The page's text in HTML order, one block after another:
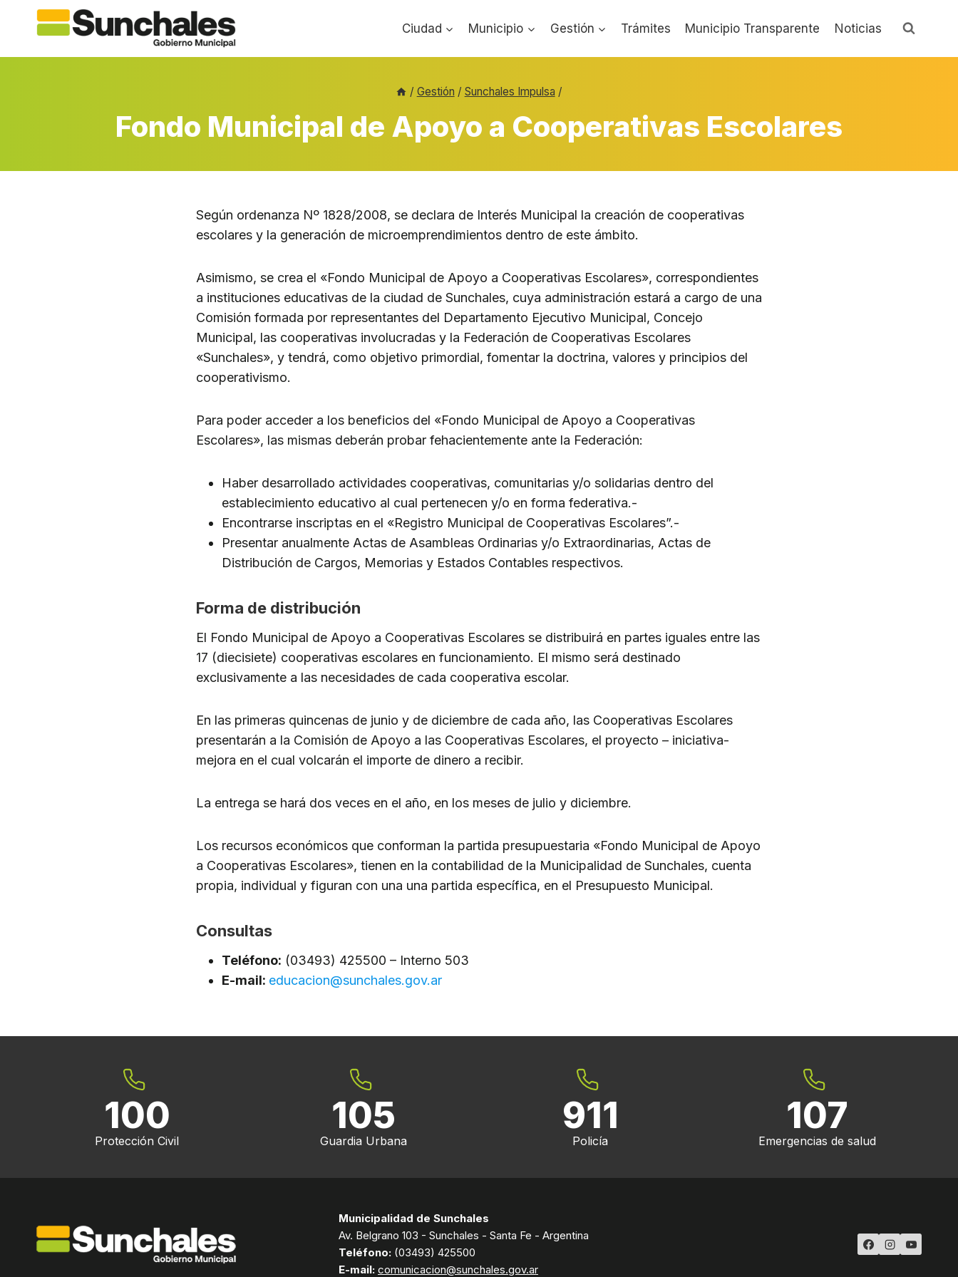
Ciudad Municipio Gestión Trámites Municipio Transparente Noticias
/ Gestión / Sunchales Impulsa /
Fondo Municipal de Apoyo a Cooperativas Escolares
Según ordenanza Nº 1828/2008, se declara de Interés Municipal la creación de cooperativas
escolares y la generación de microemprendimientos dentro de este ámbito.
Asimismo, se crea el «Fondo Municipal de Apoyo a Cooperativas Escolares», correspondientes
a instituciones educativas de la ciudad de Sunchales, cuya administración estará a cargo de una
Comisión formada por representantes del Departamento Ejecutivo Municipal, Concejo
Municipal, las cooperativas involucradas y la Federación de Cooperativas Escolares
«Sunchales», y tendrá, como objetivo primordial, fomentar la doctrina, valores y principios del
cooperativismo.
Para poder acceder a los beneficios del «Fondo Municipal de Apoyo a Cooperativas
Escolares», las mismas deberán probar fehacientemente ante la Federación:
Haber desarrollado actividades cooperativas, comunitarias y/o solidarias dentro del
establecimiento educativo al cual pertenecen y/o en forma federativa.-
Encontrarse inscriptas en el «Registro Municipal de Cooperativas Escolares”.-
Presentar anualmente Actas de Asambleas Ordinarias y/o Extraordinarias, Actas de
Distribución de Cargos, Memorias y Estados Contables respectivos.
Forma de distribución
El Fondo Municipal de Apoyo a Cooperativas Escolares se distribuirá en partes iguales entre las
17 (diecisiete) cooperativas escolares en funcionamiento. El mismo será destinado
exclusivamente a las necesidades de cada cooperativa escolar.
En las primeras quincenas de junio y de diciembre de cada año, las Cooperativas Escolares
presentarán a la Comisión de Apoyo a las Cooperativas Escolares, el proyecto – iniciativa-
mejora en el cual volcarán el importe de dinero a recibir.
La entrega se hará dos veces en el año, en los meses de julio y diciembre.
Los recursos económicos que conforman la partida presupuestaria «Fondo Municipal de Apoyo
a Cooperativas Escolares», tienen en la contabilidad de la Municipalidad de Sunchales, cuenta
propia, individual y figuran con una una partida específica, en el Presupuesto Municipal.
Consultas
Teléfono: (03493) 425500 – Interno 503
E-mail: educacion@sunchales.gov.ar
100
Protección Civil
105
Guardia Urbana
911
Policía
107
Emergencias de salud
Municipalidad de Sunchales
Av. Belgrano 103 - Sunchales - Santa Fe - Argentina
Teléfono: (03493) 425500
E-mail: comunicacion@sunchales.gov.ar